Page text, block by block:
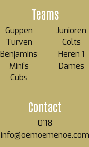
Teams
Guppen
Turven
Benjamins
Mini’s
Cubs
Junioren
Colts
Heren 1
Dames
Contact
0118
info@oemoemenoe.com